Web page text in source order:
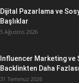
Dijital Pazarlama ve
Başlıklar
5 Ağustos 2026
Influencer Marketing ve
Backlinkten Daha Fazlası
31 Temmuz 2026